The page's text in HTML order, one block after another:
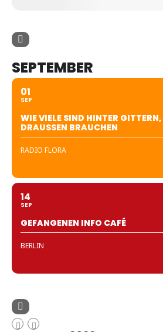
SEPTEMBER
01
SEP
WIE VIELE SIND HINTER
DRAUSSEN BRAUCHEN
RADIO FLORA
14
SEP
GEFANGENEN INFO CAFÉ
BERLIN